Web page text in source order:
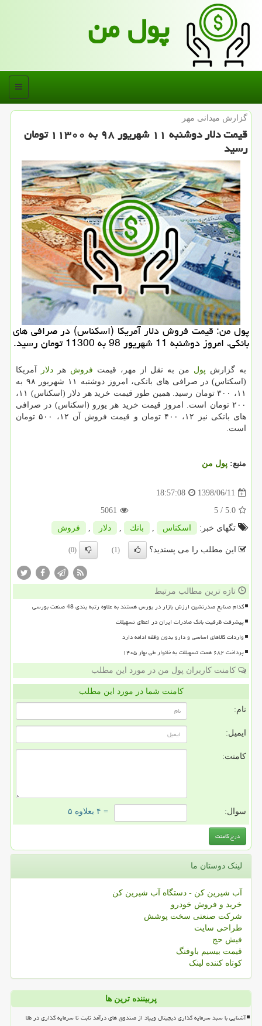
پول من
منو
گزارش میدانی مهر
قیمت دلار دوشنبه ۱۱ شهریور ۹۸ به ۱۱۳۰۰ تومان
رسید
پول من: قیمت فروش دلار آمریكا (اسكناس) در صرافی های
بانكی، امروز دوشنبه 11 شهریور 98 به 11300 تومان رسید.
به گزارش پول من به نقل از مهر، قیمت فروش هردلار
آمریكا
(اسكناس) در صرافی های بانكی، امروز دوشنبه ۱۱ شهریور ۹۸ به
۱۱، ۳۰۰ تومان رسید. همین طور قیمت خرید هر دلار (اسكناس) ۱۱،
۲۰۰ تومان است. امروز قیمت خرید هر یورو (اسكناس) در صرافی
های بانكی نیز ۱۲، ۴۰۰ تومان و قیمت فروش آن ۱۲، ۵۰۰ تومان
است.
منبع: پول من
1398/06/11
18:57:08
5.0
/ 5
5061
تگهای خبر:
اسكناس , بانك , دلار , فروش
این مطلب را می پسندید؟ (1)
(0)
تازه ترین مطالب مرتبط
کدام صنایع صدرنشین ارزش بازار در بورس هستند به علاوه رتبه بندی 48 صنعت بورسی
پیشرفت ظرفیت بانک صادرات ایران در اعطای تسهیلات
واردات کالاهای اساسی و دارو بدون وقفه ادامه دارد
پرداخت ۶۸۲ همت تسهیلات به خانوار طی بهار ۱۴۰۵
کامنت کاربران پول من در مورد این مطلب
کامنت شما در مورد این مطلب
نام:
ایمیل:
کامنت:
سوال: = ۴ بعلاوه ۵
لینک دوستان ما
آب شیرین کن - دستگاه آب شیرین کن
خرید و فروش خودرو
شرکت صنعتی سخت پوشش
طراحی سایت
فیش حج
قیمت بیسیم باوفنگ
کوتاه کننده لینک
پربیننده ترین ها
آشنایی با سبد سرمایه گذاری دیجیتال ویپاد از صندوق های درآمد ثابت تا سرمایه گذاری در طلا